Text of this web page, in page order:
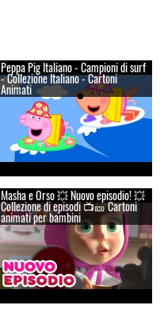
Peppa Pig Italiano - Campioni di surf
- Collezione Italiano - Cartoni
Animati
Masha e Orso 💥 Nuovo episodio! 💥
Collezione di episodi 📺🎫 Cartoni
animati per bambini